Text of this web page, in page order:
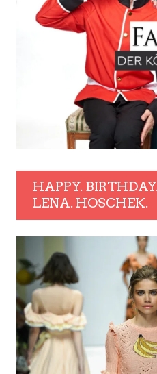
HAPPY.
LENA. HOSCHEK.